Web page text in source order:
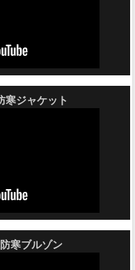
寒ジャケット
寒ブルゾン